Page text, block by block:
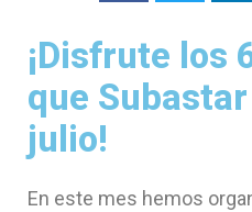
¡Disfrute los
que
julio!
En este mes hemos